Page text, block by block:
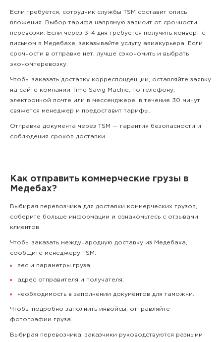
Если требуется, сотрудник службы TSM составит опись
вложения. Выбор тарифа напрямую зависит от срочности
перевозки. Если через 3–4 дня требуется получить конверт с
письмом в Медебахе, заказывайте услугу авиакурьера. Если
срочности в отправке нет, лучше сэкономить и выбрать
экономперевозку.
Чтобы заказать доставку корреспонденции, оставляйте заявку
на сайте компании Time Savig Machie, по телефону,
электронной почте или в мессенджере, в течение 30 минут
свяжется менеджер и предоставит тарифы.
Отправка документа через TSM — гарантия безопасности и
соблюдения сроков доставки.
Как отправить коммерческие грузы в
Медебах?
Выбирая перевозчика для доставки коммерческих грузов,
соберите больше информации и ознакомьтесь с отзывами
клиентов.
Чтобы заказать международную доставку из Медебаха,
сообщите менеджеру TSM:
вес и параметры груза;
адрес отправителя и получателя;
необходимость в заполнении документов для таможни.
Чтобы подробно заполнить инвойсы, отправляйте
фотографии груза.
Выбирая перевозчика, заказчики руководствуются разными